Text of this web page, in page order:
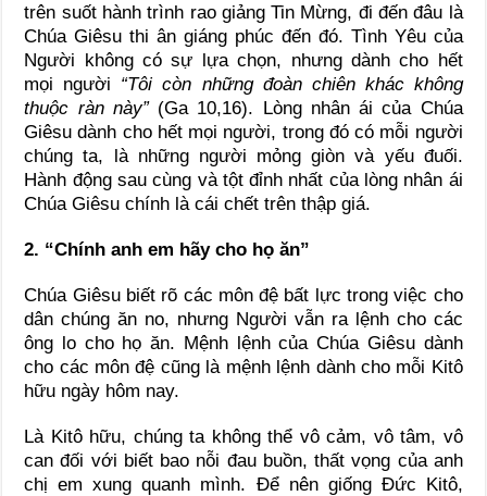
trên suốt hành trình rao giảng Tin Mừng, đi đến đâu là
Chúa Giêsu thi ân giáng phúc đến đó. Tình Yêu của
Người không có sự lựa chọn, nhưng dành cho hết
mọi người “Tôi còn những đoàn chiên khác không
thuộc ràn này”(Ga 10,16). Lòng nhân ái của Chúa
Giêsu dành cho hết mọi người, trong đó có mỗi người
chúng ta, là những người mỏng giòn và yếu đuối.
Hành động sau cùng và tột đỉnh nhất của lòng nhân ái
Chúa Giêsu chính là cái chết trên thập giá.
2. “Chính anh em hãy cho họ ăn”
Chúa Giêsu biết rõ các môn đệ bất lực trong việc cho
dân chúng ăn no, nhưng Người vẫn ra lệnh cho các
ông lo cho họ ăn. Mệnh lệnh của Chúa Giêsu dành
cho các môn đệ cũng là mệnh lệnh dành cho mỗi Kitô
hữu ngày hôm nay.
Là Kitô hữu, chúng ta không thể vô cảm, vô tâm, vô
can đối với biết bao nỗi đau buồn, thất vọng của anh
chị em xung quanh mình. Để nên giống Đức Kitô,